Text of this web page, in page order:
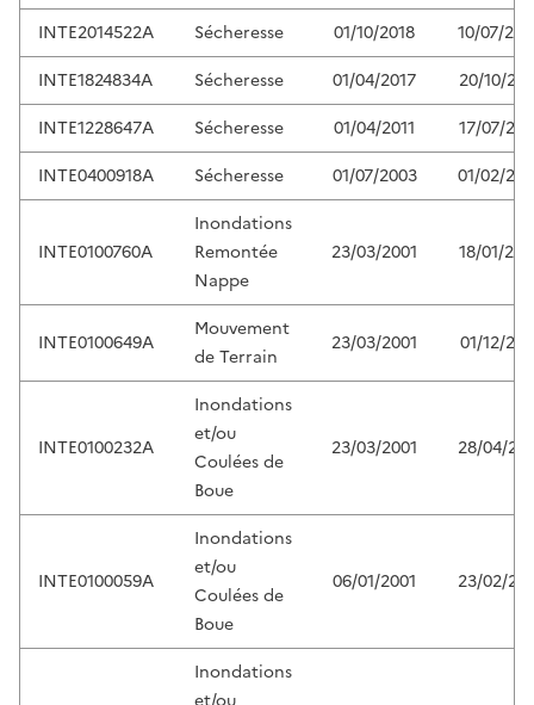
INTE2014522A Sécheresse 01/10/2018
10/07/
INTE1824834A
Sécheresse 01/04/2017
20/10/
INTE1228647A
Sécheresse 01/04/2011
17/07/
INTE0400918A
Sécheresse 01/07/2003 01/02/
INTE0100760A
Inondations
Remontée
Nappe
23/03/2001 18/01/
INTE0100649A
Mouvement
de Terrain
23/03/2001 01/12/
INTE0100232A
Inondations
et/ou
Coulées de
Boue
23/03/2001 28/04/
INTE0100059A
Inondations
et/ou
Coulées de
Boue
06/01/2001 23/02/
Inondations